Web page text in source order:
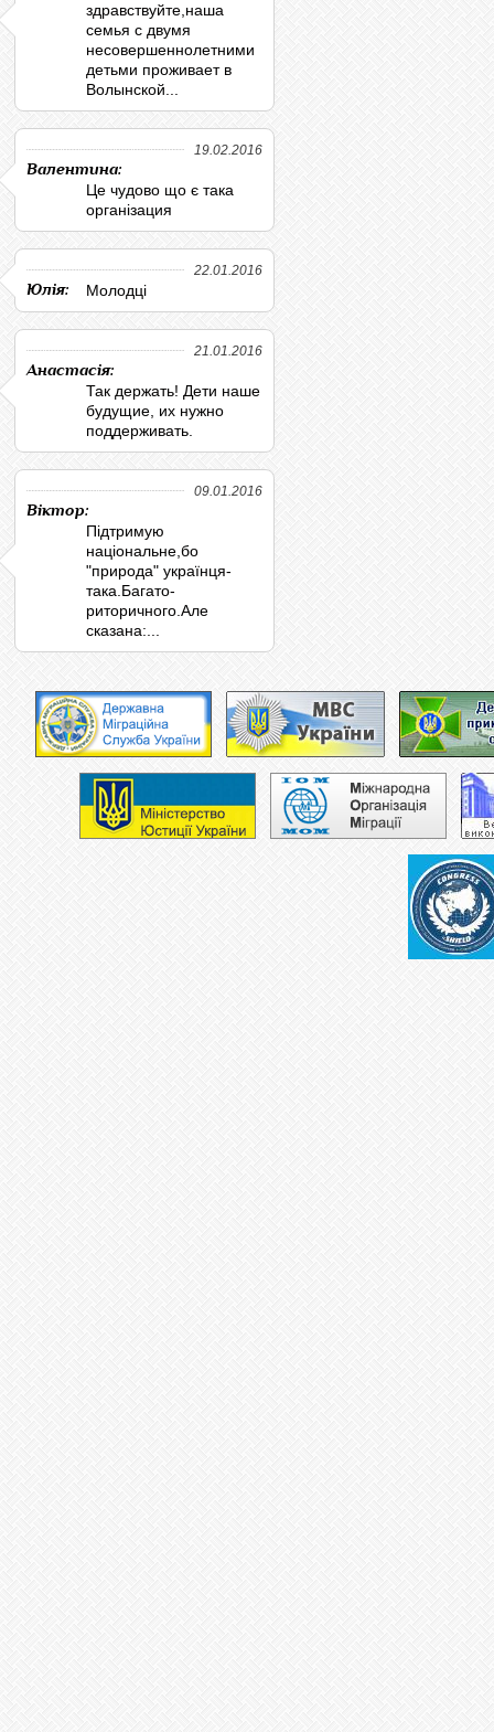
здравствуйте,наша
семья с двумя
несовершеннолетними
детьми проживает в
Волынской...
19.02.2016
Валентина:
Це чудово що є така
організация
22.01.2016
Юлія: Молодці
21.01.2016
Анастасія:
Так держать! Дети наше
будущие, их нужно
поддерживать.
09.01.2016
Віктор:
Підтримую
національне,бо
"природа" українця-
така.Багато-
риторичного.Але
сказана:...